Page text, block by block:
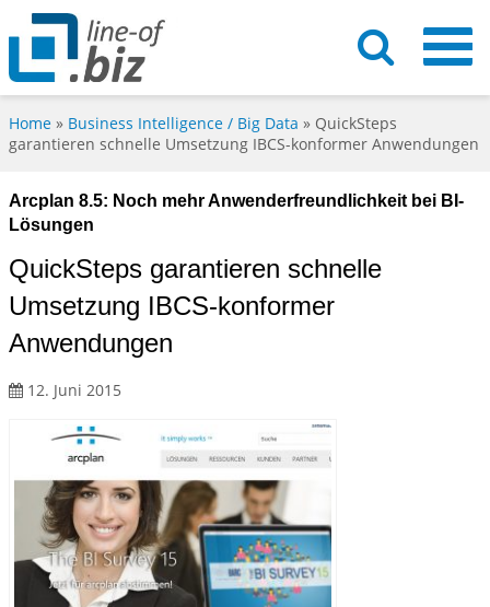
Home » Business Intelligence / Big Data » QuickSteps
garantieren schnelle Umsetzung IBCS-konformer Anwendungen
Arcplan 8.5: Noch mehr Anwenderfreundlichkeit bei BI-
Lösungen
QuickSteps garantieren schnelle
Umsetzung IBCS-konformer
Anwendungen
12. Juni 2015